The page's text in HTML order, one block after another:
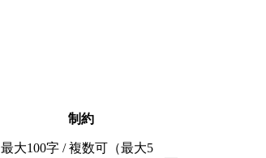
制約
最大100字 / 複数可（最大5